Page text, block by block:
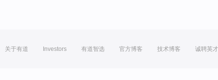
关于有道 Investors 有道智选 官方博客 技术博客 诚聘英才